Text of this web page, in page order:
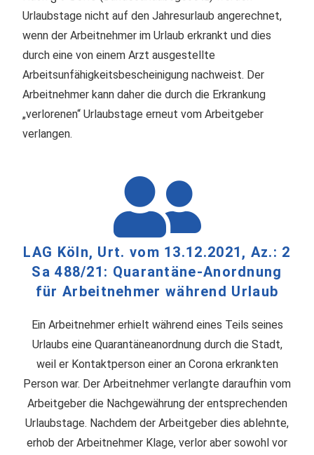
Urlaubstage nicht auf den Jahresurlaub angerechnet,
wenn der Arbeitnehmer im Urlaub erkrankt und dies
durch eine von einem Arzt ausgestellte
Arbeitsunfähigkeitsbescheinigung nachweist. Der
Arbeitnehmer kann daher die durch die Erkrankung
„verlorenen“ Urlaubstage erneut vom Arbeitgeber
verlangen.
LAG Köln, Urt. vom 13.12.2021, Az.: 2
Sa 488/21: Quarantäne-Anordnung
für Arbeitnehmer während Urlaub
Ein Arbeitnehmer erhielt während eines Teils seines
Urlaubs eine Quarantäneanordnung durch die Stadt,
weil er Kontaktperson einer an Corona erkrankten
Person war. Der Arbeitnehmer verlangte daraufhin vom
Arbeitgeber die Nachgewährung der entsprechenden
Urlaubstage. Nachdem der Arbeitgeber dies ablehnte,
erhob der Arbeitnehmer Klage, verlor aber sowohl vor